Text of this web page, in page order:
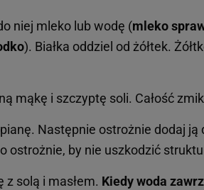
niej mleko lub wodę (mleko
). Białka oddziel od żółtek.
mąkę i szczyptę soli. Całość
Następnie ostrożnie dodaj
ostrożnie, by nie uszkodzić
z solą i masłem. Kiedy woda